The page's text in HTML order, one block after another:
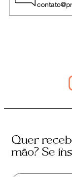
Quer
mão? Se